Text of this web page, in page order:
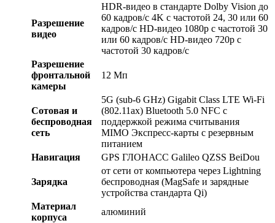
Разрешение
видео
HDR‑видео в стандарте Dolby Vision до
60 кадров/ с 4K с частотой 24, 30 или 60
кадров/ с HD-видео 1080p с частотой 30
или 60 кадров/ с HD-видео 720p с
частотой 30 кадров/ с
Разрешение
фронтальной
камеры
12 Мп
Сотовая и
беспроводная
сеть
5G (sub‑6 GHz) Gigabit Class LTE Wi-Fi
(802.11​ax) Bluetooth 5.0 NFC с
поддержкой режима считывания
MIMO Экспресс‑карты с резервным
питанием
Навигация
GPS ГЛОНАСС Galileo QZSS BeiDou
Зарядка
от сети от компьютера через Lightning
беспроводная (MagSafe и зарядные
устройства стандарта Qi)
Материал
корпуса
алюминий